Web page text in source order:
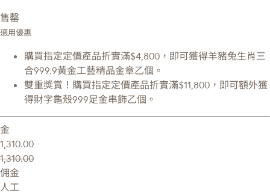
售罄
適用優惠
購買指定定價產品折實滿$4,800，即可獲得羊豬兔生肖三
合999.9黃金工藝精品金章乙個。
雙重獎賞！購買指定定價產品折實滿$11,800，即可額外獲
得財字龜殼999足金串飾乙個。
金
1,310.00
1,310.00
佣金
人工